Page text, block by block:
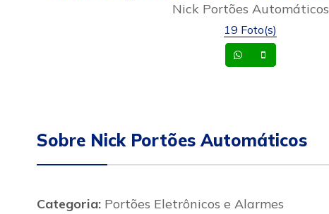
Nick Portões Automáticos
19 Foto(s)
Whatsapp
Sobre Nick Portões Automáticos
Categoria: Portões Eletrônicos e Alarmes